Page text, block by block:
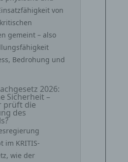
von
gemeint – also
Bedrohung und
2026:
Sicherheit –
prüft die
des
im KRITIS-
wie der